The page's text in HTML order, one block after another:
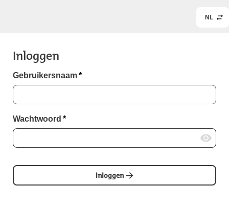
NL
Inloggen
Gebruikersnaam*
Wachtwoord *
Inloggen